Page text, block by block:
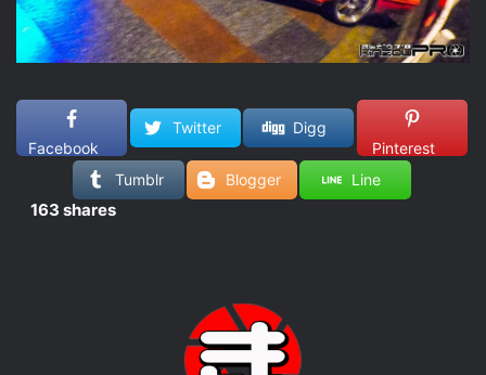
Facebook
Twitter
Digg
Pinterest
Tumblr
Blogger Line
163 shares